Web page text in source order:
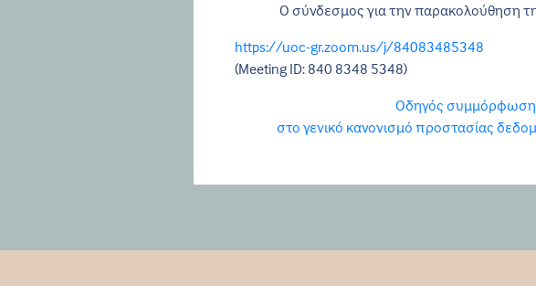
Ο σύνδεσμος για την παρακολούθηση
https://uoc-gr.zoom.us/j/84083485348
(Meeting ID: 840 8348 5348)
Οδηγός
στο γενικό κανονισμό προστασίας